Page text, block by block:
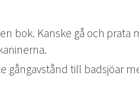
bok. Kanske gå och
gångavstånd till badsjöar